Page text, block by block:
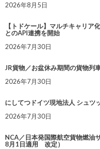
2026年8月5日
【トドケール】マルチキャリ
とのAPI連携を開始
2026年7月30日
JR貨物／お盆休み期間の貨物列
2026年7月30日
にしてつドイツ現地法人 シュツ
2026年7月30日
NCA／日本発国際航空貨物燃油
8月1日適用 改定）